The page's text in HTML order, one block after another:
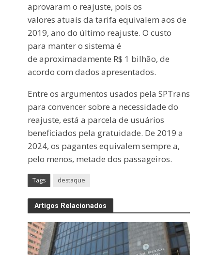
aprovaram o reajuste, pois os
valores atuais da tarifa equivalem aos de
2019, ano do último reajuste. O custo
para manter o sistema é
de aproximadamente R$ 1 bilhão, de
acordo com dados apresentados.
Entre os argumentos usados pela SPTrans
para convencer sobre a necessidade do
reajuste, está a parcela de usuários
beneficiados pela gratuidade. De 2019 a
2024, os pagantes equivalem sempre a,
pelo menos, metade dos passageiros.
Tags destaque
Artigos Relacionados